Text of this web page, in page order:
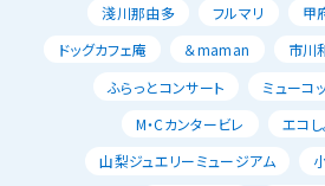
淺川那由多
フルマリ
甲
ドッグカフェ庵
＆maman 市川
ふらっとコンサート
ミューコ
M・Cカンタービレ
エコ
山梨ジュエリーミュージアム